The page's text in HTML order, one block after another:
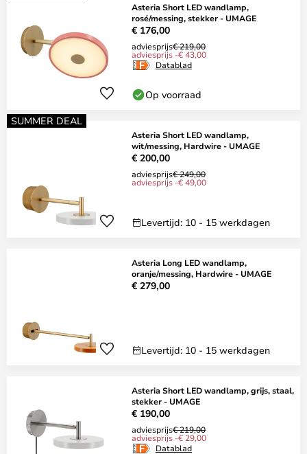
Asteria Short LED wandlamp,
rosé/messing, stekker - UMAGE
€ 176,00
adviesprijs€ 219,00
adviesprijs -€ 43,00
Datablad
Op voorraad
SUMMER DEAL
Asteria Short LED wandlamp,
wit/messing, Hardwire - UMAGE
€ 200,00
adviesprijs€ 249,00
adviesprijs -€ 49,00
Levertijd: 10 - 15 werkdagen
Asteria Long LED wandlamp,
oranje/messing, Hardwire - UMAGE
€ 279,00
Levertijd: 10 - 15 werkdagen
Asteria Short LED wandlamp, grijs, staal,
stekker - UMAGE
€ 190,00
adviesprijs€ 219,00
adviesprijs -€ 29,00
Datablad